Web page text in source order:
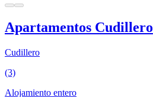
Apartamentos Cudillero
Cudillero
(3)
Alojamiento entero